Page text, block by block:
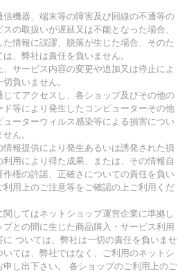
機器、端末等の障害及び回線の不通等の
の取扱いが遅延又は不能となった場合、
情報に誤謬、脱落が生じた場合、そのた
、弊社は責任を負いません。
サービス内容の変更や追加又は停止によ
負いません。
てアクセスし、各ショップ及びその他の
ド等により発生したコンピューターその他
ーターウィルス感染等による損害につい
ん。
報提供により発生あるいは誘発された損
用により得た成果、または、その情報自
権の許諾、正確さについての責任を負い
利用上のご注意等をご確認の上ご利用くだ
してはネットショップ運営企業に準拠し
との間に生じた商品購入・サービス利用
に ついては、弊社は一切の責任を負いませ
ては、弊社ではなく、ご利用のネットシ
申し出下さい。 各ショップのご利用上のご